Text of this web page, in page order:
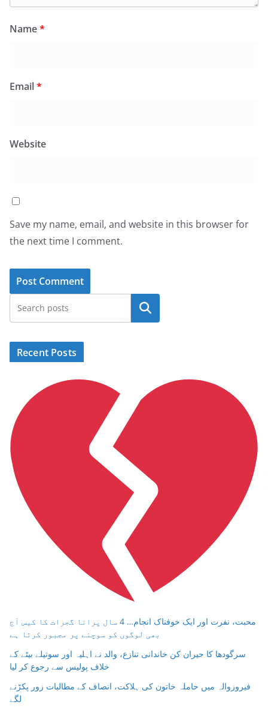
Name*
Email*
Website
Save my name, email, and website in this browser for
the next time I comment.
Search
Recent Posts
محبت، نفرت اور ایک خوفناک انجام… 4 سال پرانا گجرات کا کیس آج
بھی لوگوں کو سوچنے پر مجبور کرتا ہے
سرگودھا کا حیران کن خاندانی تنازع، والد نے اہلیہ اور سوتیلے بیٹے کے
خلاف پولیس سے رجوع کر لیا
فیروزوالہ میں حاملہ خاتون کی ہلاکت، انصاف کے مطالبات زور پکڑنے
لگے